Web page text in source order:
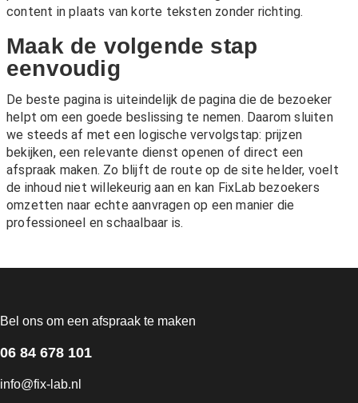
content in plaats van korte teksten zonder richting.
Maak de volgende stap
eenvoudig
De beste pagina is uiteindelijk de pagina die de bezoeker
helpt om een goede beslissing te nemen. Daarom sluiten
we steeds af met een logische vervolgstap: prijzen
bekijken, een relevante dienst openen of direct een
afspraak maken. Zo blijft de route op de site helder, voelt
de inhoud niet willekeurig aan en kan FixLab bezoekers
omzetten naar echte aanvragen op een manier die
professioneel en schaalbaar is.
Bel ons om een afspraak te maken
06 84 678 101
info@fix-lab.nl